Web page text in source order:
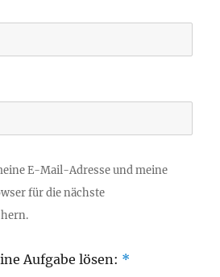
E-Mail-Adresse und meine
für die nächste
Aufgabe lösen: *